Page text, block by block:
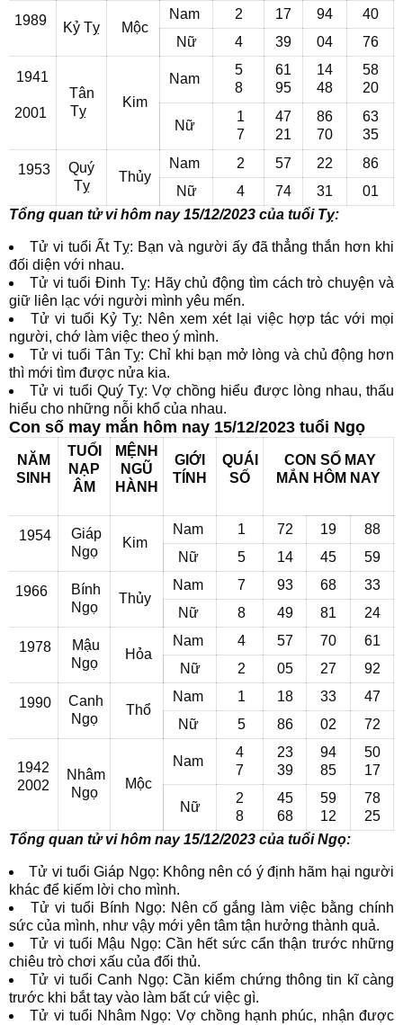
1989 Kỷ Tỵ Mộc
Nam 2 17 94
40
Nữ
4 39 04 76
1941
2001
Tân
Tỵ
Kim
Nam
5
8
61
95
14
48
58
20
Nữ
1
7
47
21
86
70
63
35
1953
Quý
Tỵ
Thủy
Nam 2 57 22
86
Nữ
4 74 31
01
Tổng quan tử vi hôm nay 15/12/2023 của tuổi Tỵ:
Tử vi tuổi Ất Tỵ: Bạn và người ấy đã thẳng thắn hơn khi
đối diện với nhau.
Tử vi tuổi Đinh Tỵ: Hãy chủ động tìm cách trò chuyện và
giữ liên lạc với người mình yêu mến.
Tử vi tuổi Kỷ Tỵ: Nên xem xét lại việc hợp tác với mọi
người, chớ làm việc theo ý mình.
Tử vi tuổi Tân Tỵ: Chỉ khi bạn mở lòng và chủ động hơn
thì mới tìm được nửa kia.
Tử vi tuổi Quý Tỵ: Vợ chồng hiểu được lòng nhau, thấu
hiểu cho những nỗi khổ của nhau.
Con số may mắn hôm nay 15/12/2023 tuổi Ngọ
NĂM
SINH
TUỔI
NẠP
ÂM
MỆNH
NGŨ
HÀNH
GIỚI
TÍNH
QUÁI
SỐ
CON SỐ MAY
MẮN HÔM NAY
1954
Giáp
Ngọ
Kim
Nam 1 72 19
88
Nữ
5 14 45 59
1966
Bính
Ngọ
Thủy
Nam 7 93 68
33
Nữ
8 49 81 24
1978
Mậu
Ngọ
Hỏa
Nam 4 57 70
61
Nữ
2 05 27 92
1990
Canh
Ngọ
Thổ
Nam 1 18 33
47
Nữ
5 86 02 72
1942
2002
Nhâm
Ngọ
Mộc
Nam
4
7
23
39
94
85
50
17
Nữ
2
8
45
68
59
12
78
25
Tổng quan tử vi hôm nay 15/12/2023 của tuổi Ngọ:
Tử vi tuổi Giáp Ngọ: Không nên có ý định hãm hại người
khác để kiếm lời cho mình.
Tử vi tuổi Bính Ngọ: Nên cố gắng làm việc bằng chính
sức của mình, như vậy mới yên tâm tận hưởng thành quả.
Tử vi tuổi Mậu Ngọ: Cần hết sức cẩn thận trước những
chiêu trò chơi xấu của đối thủ.
Tử vi tuổi Canh Ngọ: Cần kiểm chứng thông tin kĩ càng
trước khi bắt tay vào làm bất cứ việc gì.
Tử vi tuổi Nhâm Ngọ: Vợ chồng hạnh phúc, nhận được